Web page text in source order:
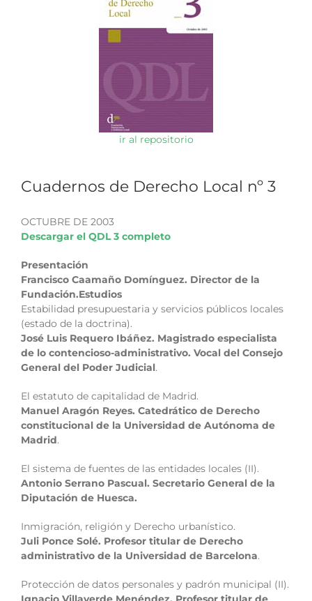
ir al repositorio
Cuadernos de Derecho Local nº 3
OCTUBRE DE 2003
Descargar el QDL 3 completo
Presentación
Francisco Caamaño Domínguez. Director de la
Fundación.Estudios
Estabilidad presupuestaria y servicios públicos locales
(estado de la doctrina).
José Luis Requero Ibáñez. Magistrado especialista
de lo contencioso-administrativo. Vocal del Consejo
General del Poder Judicial.
El estatuto de capitalidad de Madrid.
Manuel Aragón Reyes. Catedrático de Derecho
constitucional de la Universidad de Autónoma de
Madrid.
El sistema de fuentes de las entidades locales (II).
Antonio Serrano Pascual. Secretario General de la
Diputación de Huesca.
Inmigración, religión y Derecho urbanístico.
Juli Ponce Solé. Profesor titular de Derecho
administrativo de la Universidad de Barcelona.
Protección de datos personales y padrón municipal (II).